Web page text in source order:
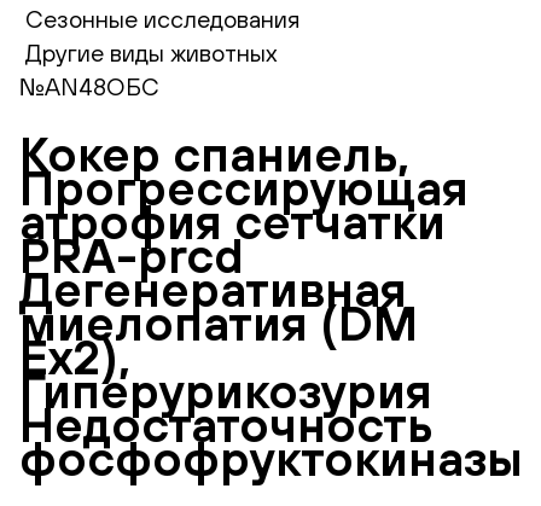
Сезонные исследования
Другие виды животных
№AN48ОБС
Кокер спаниель,
Прогрессирующая
атрофия сетчатки
PRA-prcd
Дегенеративная
миелопатия (DM
Ex2),
Гиперурикозурия
Недостаточность
фосфофруктокиназы